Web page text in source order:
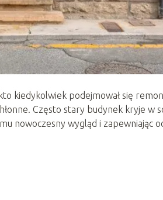
kiedykolwiek podejmował się
Często stary budynek kryje w
nowoczesny wygląd i zapewniając